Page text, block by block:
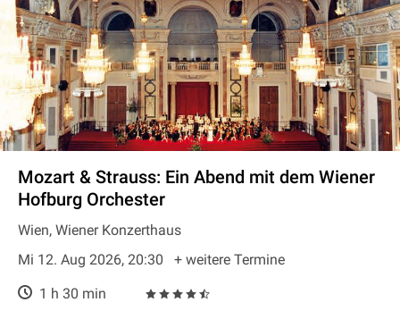
Mozart & Strauss: Ein Abend mit dem Wiener
Hofburg Orchester
Wien, Wiener Konzerthaus
Mi 12. Aug 2026, 20:30
+ weitere Termine
1 h 30 min